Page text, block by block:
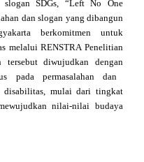
slogan SDGs, “Left No One
dan slogan yang dibangun
berkomitmen untuk
melalui RENSTRA Penelitian
tersebut diwujudkan dengan
padapermasalahan dan
disabilitas, mulai dari tingkat
nilai-nilai budaya